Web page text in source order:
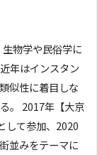
物学や民俗学に
年はインスタン
似性に着目しな
。 2017年【大京
して参加、2020
並みをテーマに